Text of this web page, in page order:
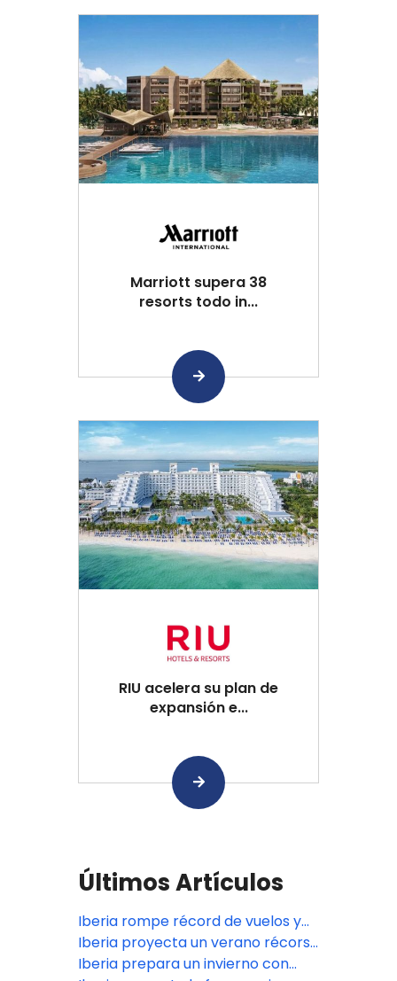
Marriott supera 38
resorts todo in...
RIU acelera su plan de
expansión e...
Últimos Artículos
Iberia rompe récord de vuelos y
amplía opciones de viaje para
colombianos
Iberia proyecta un verano récors
con +3millones de plazas en
Iberia prepara un invierno con